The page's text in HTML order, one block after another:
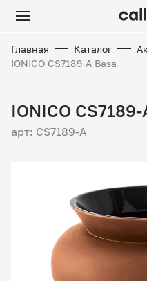
Главная Каталог
IONICO CS7189-A Ваза
IONICO
арт: CS7189-A